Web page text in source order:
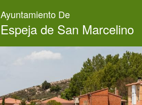
Ayuntamiento De
Espeja de San Marcelino